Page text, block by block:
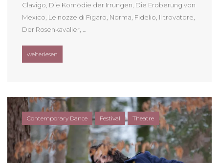
Clavigo, Die Komödie der Irrungen, Die Eroberung von
Mexico, Le nozze di Figaro, Norma, Fidelio, Il trovatore,
Der Rosenkavalier, …
„Salzburger Festspiele: Herrschen und Dienen“
weiterlesen
Contemporary Dance Festival Theatre